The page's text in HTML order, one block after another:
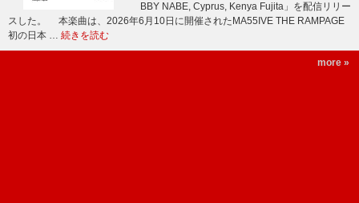
BBY NABE, Cyprus, Kenya Fujita」を配信リリー
スした。 本楽曲は、2026年6月10日に開催されたMA55IVE THE RAMPAGE
初の日本 … 続きを読む
more »